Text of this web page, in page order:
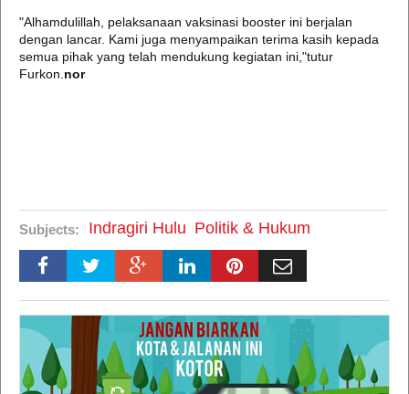
"Alhamdulillah, pelaksanaan vaksinasi booster ini berjalan
dengan lancar. Kami juga menyampaikan terima kasih kepada
semua pihak yang telah mendukung kegiatan ini,"tutur
Furkon. nor
Subjects: Indragiri Hulu Politik & Hukum